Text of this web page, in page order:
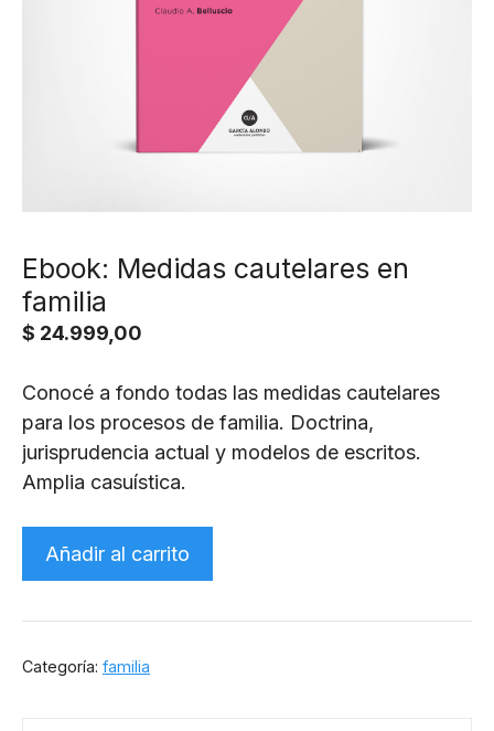
Ebook: Medidas cautelares en
familia
$ 24.999,00
Conocé a fondo todas las medidas cautelares
para los procesos de familia. Doctrina,
jurisprudencia actual y modelos de escritos.
Amplia casuística.
familia
Añadir al carrito
Categoría: familia